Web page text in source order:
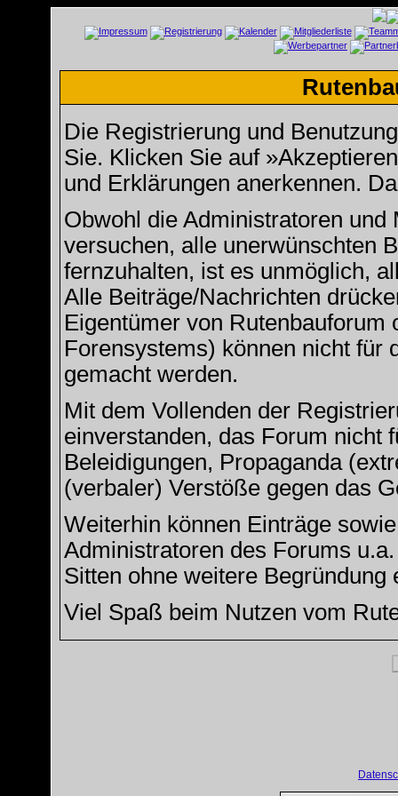
Die Registrierung und
Sie. Klicken Sie auf
und Erklärungen anerkennen.
Obwohl die Administratoren
versuchen, alle unerwünschten
fernzuhalten, ist es unmöglich,
Alle Beiträge/Nachrichten
Eigentümer von
Forensystems) können nicht für
gemacht werden.
Mit dem Vollenden der
einverstanden, das Forum nicht
Beleidigungen, Propaganda
(verbaler) Verstöße gegen das
Weiterhin können Einträge
Administratoren des Forums
Sitten ohne weitere
Viel Spaß beim Nutzen vom